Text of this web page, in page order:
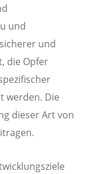
und
und
die Opfer
werden. Die
dieser Art von